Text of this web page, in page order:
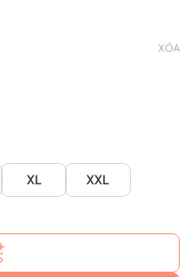
XL XXL
XÓA
Hundred HBBS5M275 số